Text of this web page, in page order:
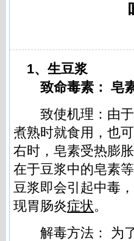
1、生豆浆
致命毒素： 皂
致使机理：由于
煮熟时就食用，也
右时，皂素受热膨
在于豆浆中的皂素
豆浆即会引起中毒
现胃肠炎症状。
解毒方法： 为了